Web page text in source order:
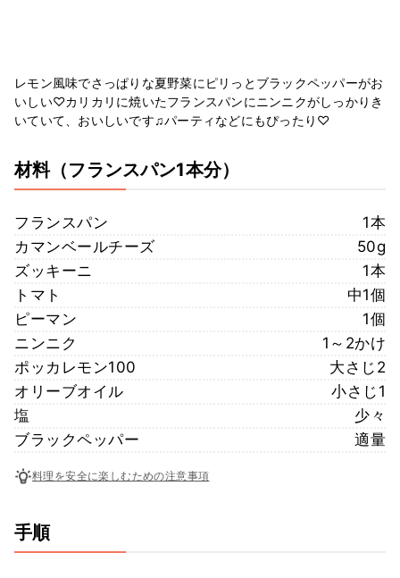
レモン風味でさっぱりな夏野菜にピリっとブラックペッパーがお
いしい♡カリカリに焼いたフランスパンにニンニクがしっかりき
いていて、おいしいです♫パーティなどにもぴったり♡
材料（フランスパン1本分）
フランスパン
1本
カマンベールチーズ
50g
ズッキーニ
1本
トマト
中1個
ピーマン
1個
ニンニク
1～2かけ
ポッカレモン100
大さじ2
オリーブオイル
小さじ1
塩
少々
ブラックペッパー
適量
料理を安全に楽しむための注意事項
手順